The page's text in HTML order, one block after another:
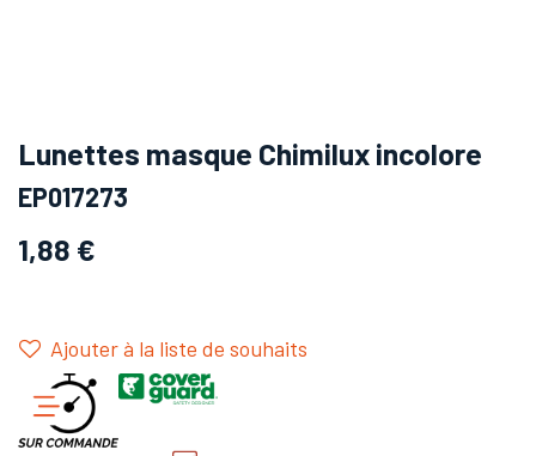
Lunettes masque Chimilux incolore
EP017273
1,88 €
Ajouter à la liste de souhaits